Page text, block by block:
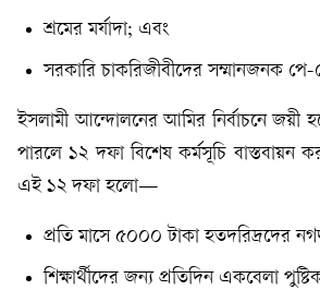
শ্রমের মর্যাদা; এবং
সরকারি চাকরিজীবীদের সম্মানজনক পে-
ইসলামী আন্দোলনের আমির নির্বাচনে জয়ী
পারলে ১২ দফা বিশেষ কর্মসূচি বাস্তবায়ন
এই ১২ দফা হলো—
প্রতি মাসে ৫০০০ টাকা হতদরিদ্রদের
শিক্ষার্থীদের জন্য প্রতিদিন একবেলা